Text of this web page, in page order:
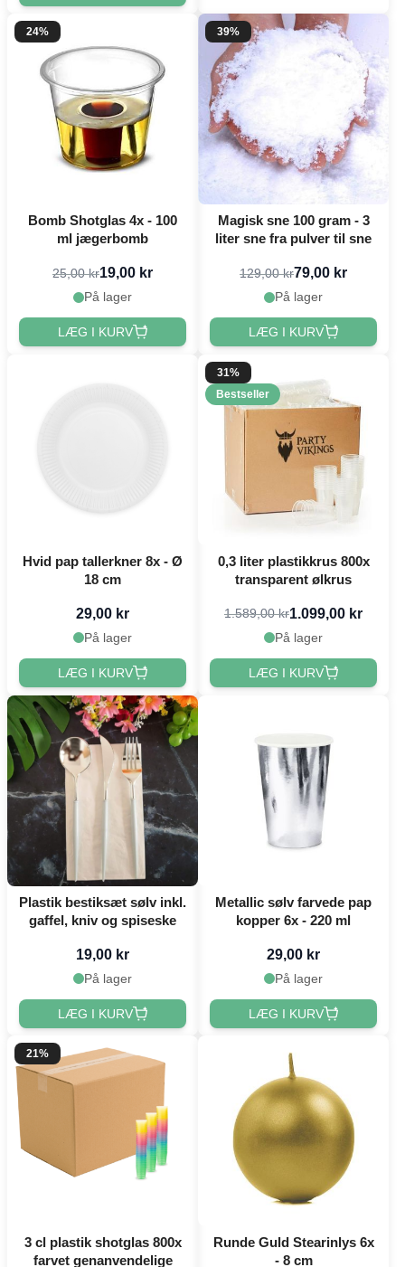
24%
Bomb Shotglas 4x - 100
ml jægerbomb
25,00 kr19,00 kr
På lager
LÆG I KURV
39%
Magisk sne 100 gram - 3
liter sne fra pulver til sne
129,00 kr79,00 kr
På lager
LÆG I KURV
Hvid pap tallerkner 8x - Ø
18 cm
29,00 kr
På lager
LÆG I KURV
31%
Bestseller
0,3 liter plastikkrus 800x
transparent ølkrus
1.589,00 kr1.099,00 kr
På lager
LÆG I KURV
Plastik bestiksæt sølv inkl.
gaffel, kniv og spiseske
19,00 kr
På lager
LÆG I KURV
Metallic sølv farvede pap
kopper 6x - 220 ml
29,00 kr
På lager
LÆG I KURV
21%
3 cl plastik shotglas 800x
farvet genanvendelige
Runde Guld Stearinlys 6x
- 8 cm